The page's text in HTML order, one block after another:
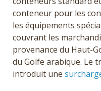
conteneur pour les
les équipements
couvrant les
provenance du Haut-
du Golfe arabique. Le
introduit une